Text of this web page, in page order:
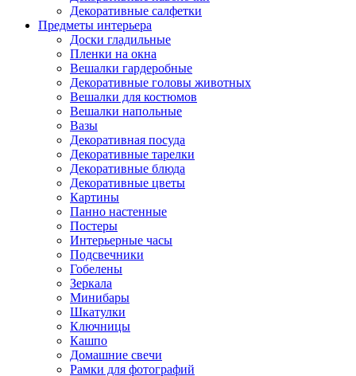
Декоративные салфетки
Предметы интерьера
Доски гладильные
Пленки на окна
Вешалки гардеробные
Декоративные головы животных
Вешалки для костюмов
Вешалки напольные
Вазы
Декоративная посуда
Декоративные тарелки
Декоративные блюда
Декоративные цветы
Картины
Панно настенные
Постеры
Интерьерные часы
Подсвечники
Гобелены
Зеркала
Минибары
Шкатулки
Ключницы
Кашпо
Домашние свечи
Рамки для фотографий